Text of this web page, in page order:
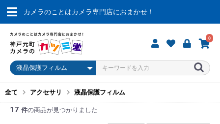
カメラのことはカメラ専門店におまかせ！
0
全て アクセサリ 液晶保護フィルム
17 件の商品が見つかりました